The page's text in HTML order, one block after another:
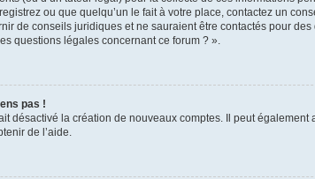
ou que quelqu’un le fait à votre place, contactez un
de conseils juridiques et ne sauraient être contactés pour
questions légales concernant ce forum ? ».
pas !
désactivé la création de nouveaux comptes. Il peut
de l’aide.